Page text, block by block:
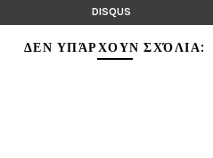
DISQUS
ΔΕΝ ΥΠΆΡΧΟΥΝ ΣΧΌΛΙΑ: